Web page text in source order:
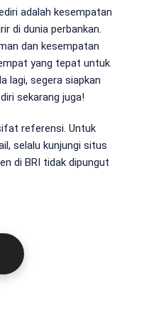
adalah kesempatan
di dunia perbankan.
dan kesempatan
yang tepat untuk
lagi, segera siapkan
sekarang juga!
referensi. Untuk
selalu kunjungi situs
di BRI tidak dipungut